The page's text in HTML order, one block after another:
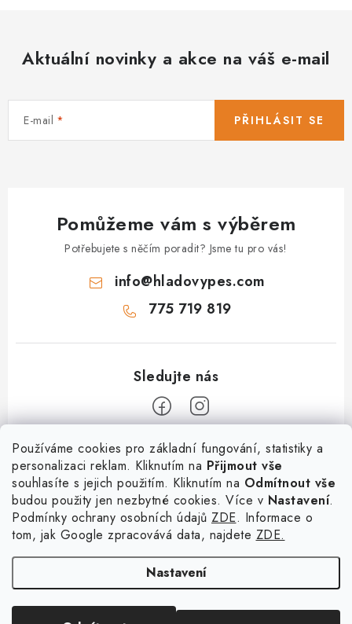
Používáme cookies pro základní fungování, statistiky a
personalizaci reklam. Kliknutím na Přijmout vše
souhlasíte s jejich použitím. Kliknutím na Odmítnout vše
budou použity jen nezbytné cookies. Více v Nastavení.
Podmínky ochrany osobních údajů ZDE. Informace o
tom, jak Google zpracovává data, najdete ZDE.
Nastavení
Aktuální novinky a akce na váš e-mail
E-mail PŘIHLÁSIT SE
Pomůžeme vám s výběrem
Potřebujete s něčím poradit? Jsme tu pro vás!
info@hladovypes.com
775 719 819
Informace
O nás
Kontakty
Výměna, vrácení a reklamace
Služby
PetExpert - pojištění psů
Pujčení paddleboardu a psí plovací vesty
. Všechna práva vyhrazena.Upravit nastavení
×
výhodnější ceny? Přihlaš
se do našeho věrnostního